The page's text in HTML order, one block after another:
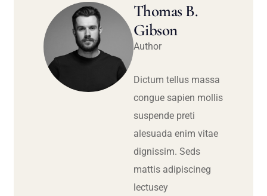
Thomas B.
Gibson
Author
Dictum tellus massa
congue sapien mollis
suspende preti
alesuada enim vitae
dignissim. Seds
mattis adipiscineg
lectusey